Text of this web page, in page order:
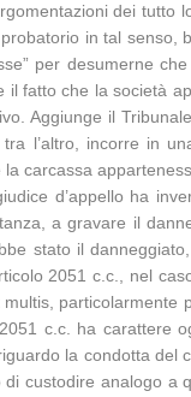
dei
in tal senso,
per desumerne
il fatto che la società
Aggiunge il
l’altro, incorre in
carcassa
d’appello ha
a gravare il
stato il
2051 c.c., nel
particolarmente
c.c. ha carattere
la condotta del
custodire analogo a